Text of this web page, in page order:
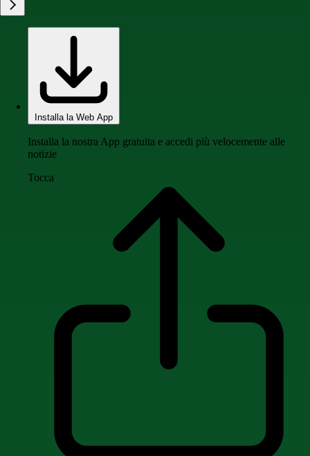
Installa la Web App
Installa la nostra App gratuita e accedi più velocemente alle
notizie
Tocca